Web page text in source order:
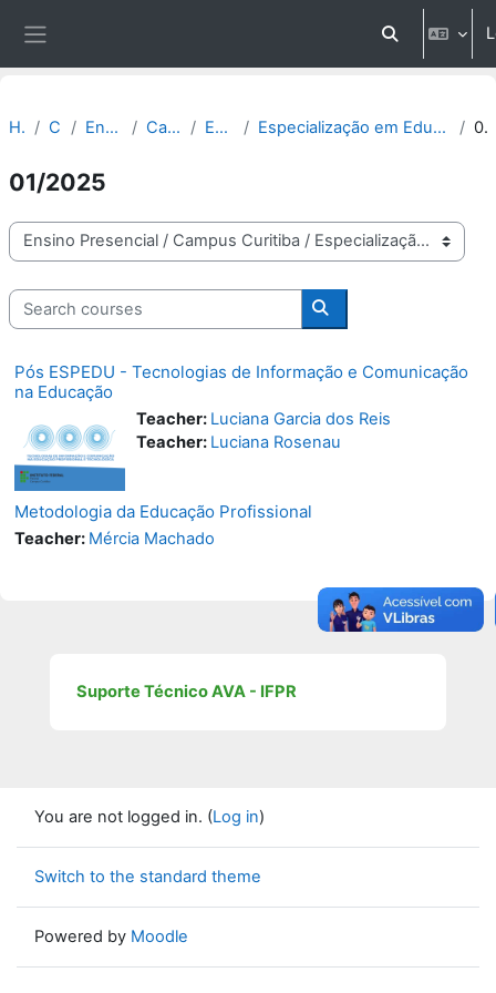
Toggle search
Home Courses Ensino Presencial Campus Curitiba Especialização Especialização em Educação Profissional Técnica de Nível Médio - ESPEDU 01/
01/2025
Course categories
Search courses
Search courses
Pós ESPEDU - Tecnologias de Informação e Comunicação
na Educação
Teacher: Luciana Garcia dos Reis
Teacher: Luciana Rosenau
Metodologia da Educação Profissional
Teacher: Mércia Machado
Suporte Técnico AVA - IFPR
You are not logged in. (Log in)
Switch to the standard theme
Powered by Moodle